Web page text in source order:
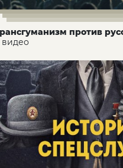
против
видео